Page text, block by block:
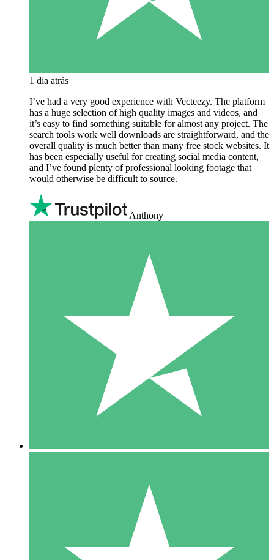
1 dia atrás
I’ve had a very good experience with Vecteezy. The platform
has a huge selection of high quality images and videos, and
it’s easy to find something suitable for almost any project. The
search tools work well downloads are straightforward, and the
overall quality is much better than many free stock websites. It
has been especially useful for creating social media content,
and I’ve found plenty of professional looking footage that
would otherwise be difficult to source.
Anthony